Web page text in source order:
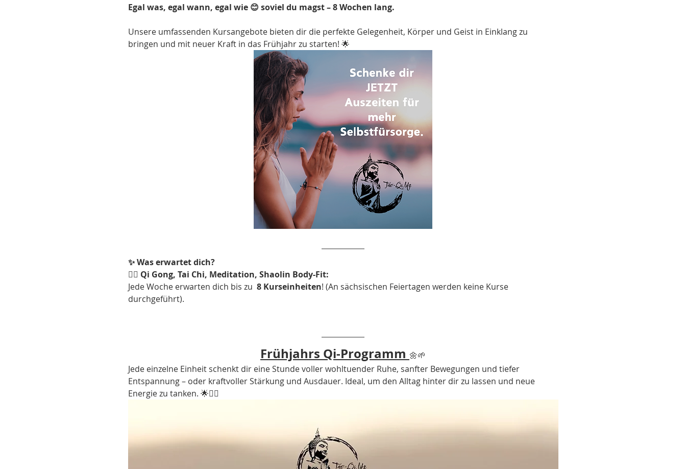
Egal was, egal wann, egal wie 😊 soviel du magst – 8 Wochen lang.
Unsere umfassenden Kursangebote bieten dir die perfekte Gelegenheit, Körper und Geist in Einklang zu
bringen und mit neuer Kraft in das Frühjahr zu starten! 🌟
✨ Was erwartet dich?
🧘‍♂️ Qi Gong, Tai Chi, Meditation, Shaolin Body-Fit:
Jede Woche erwarten dich bis zu 8 Kurseinheiten! (An sächsischen Feiertagen werden keine Kurse
durchgeführt).
Frühjahrs Qi-Programm 🌼🌱
Jede einzelne Einheit schenkt dir eine Stunde voller wohltuender Ruhe, sanfter Bewegungen und tiefer
Entspannung – oder kraftvoller Stärkung und Ausdauer. Ideal, um den Alltag hinter dir zu lassen und neue
Energie zu tanken. 🌟🧘‍♀️